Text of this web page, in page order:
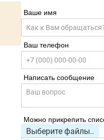
Ваше имя
Ваш телефон
Написать сообщение
Можно прикрепить
Выберите файлы..